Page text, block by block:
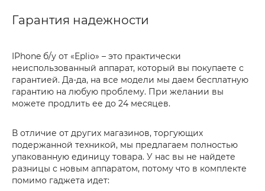
Гарантия надежности
IPhone б/у от «Eplio» – это практически
неиспользованный аппарат, который вы покупаете с
гарантией. Да-да, на все модели мы даем бесплатную
гарантию на любую проблему. При желании вы
можете продлить ее до 24 месяцев.
В отличие от других магазинов, торгующих
подержанной техникой, мы предлагаем полностью
упакованную единицу товара. У нас вы не найдете
разницы с новым аппаратом, потому что в комплекте
помимо гаджета идет: